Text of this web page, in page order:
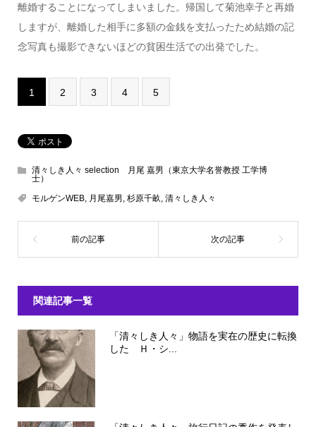
離婚することになってしまいました。帰国して菊池幸子と再婚
しますが、離婚した相手に多額の金銭を支払ったため結婚の記
念写真も撮影できないほどの貧困生活での出発でした。
1 2 3 4 5
清々しき人々 selection 月尾 嘉男（東京大学名誉教授 工学博
士）
モルゲンWEB, 月尾嘉男, 杉原千畝, 清々しき人々
関連記事一覧
「清々しき人々」物語を実在の歴史に転換
した Ｈ・シ...